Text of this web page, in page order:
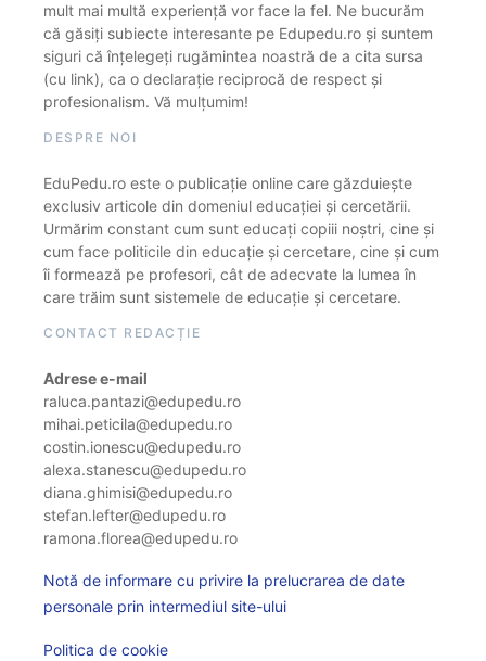
mult mai multă experiență vor face la fel. Ne bucurăm
că găsiți subiecte interesante pe Edupedu.ro și suntem
siguri că înțelegeți rugămintea noastră de a cita sursa
(cu link), ca o declarație reciprocă de respect și
profesionalism. Vă mulțumim!
DESPRE NOI
EduPedu.ro este o publicație online care găzduiește
exclusiv articole din domeniul educației și cercetării.
Urmărim constant cum sunt educați copiii noștri, cine și
cum face politicile din educație și cercetare, cine și cum
îi formează pe profesori, cât de adecvate la lumea în
care trăim sunt sistemele de educație și cercetare.
CONTACT REDACȚIE
Adrese e-mail
raluca.pantazi@edupedu.ro
mihai.peticila@edupedu.ro
costin.ionescu@edupedu.ro
alexa.stanescu@edupedu.ro
diana.ghimisi@edupedu.ro
stefan.lefter@edupedu.ro
ramona.florea@edupedu.ro
Notă de informare cu privire la prelucrarea de date
personale prin intermediul site-ului
Politica de cookie